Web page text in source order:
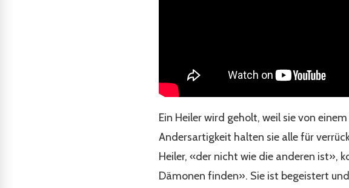
Ein Heiler wird geholt, weil sie von
Andersartigkeit halten sie alle für
Heiler, «der nicht wie die anderen ist»,
Dämonen finden». Sie ist begeistert